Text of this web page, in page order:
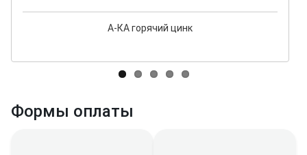
А-КА горячий цинк
Формы оплаты